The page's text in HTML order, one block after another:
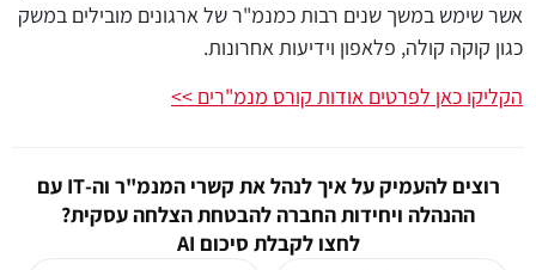
אשר שימש במשך שנים רבות כמנמ"ר של ארגונים מובילים במשק
כגון קוקה קולה, פלאפון וידיעות אחרונות.
הקליקו כאן לפרטים אודות קורס מנמ"רים >>
רוצים להעמיק על איך לנהל את קשרי המנמ"ר וה-IT עם
ההנהלה ויחידות החברה להבטחת הצלחה עסקית?
לחצו לקבלת סיכום AI